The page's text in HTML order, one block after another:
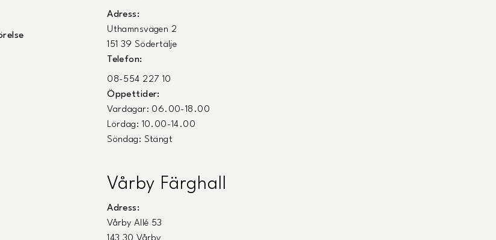
Adress:
Uthamnsvägen 2
151 39 Södertälje
Telefon:
08-554 227 10
Öppettider:
Vardagar: 06.00-18.00
Lördag: 10.00-14.00
Söndag: Stängt
Vårby Färghall
Adress:
Vårby Allé 53